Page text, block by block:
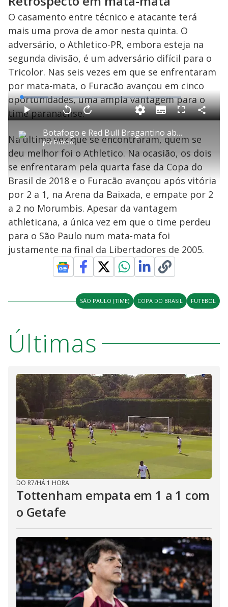
O casamento entre técnico e atacante terá
mais uma prova de amor nesta quinta. O
adversário, o Athletico-PR, embora esteja na
segunda divisão, é um adversário difícil para o
Tricolor. Nas seis vezes em que se enfrentaram
por mata-mata, o Furacão avançou em cinco
oportunidades, uma ampla vantagem para o
time paranaense.
P
l
a
y
V
i
d
e
o
Botafogo e Red Bull Bragantino abrem a fase de oitavas de final da Copa do Brasil
por Futebol
P V
t
a
r
0
e
g
n
d
o
s
A
n
ç
a
r
1
s
e
u
n
o
s
M
u
d
o
L
o
a
d
e
1
6
.
9
2
S
u
b
i
t
l
s
F
l
s
c
e
n
C
o
i
l
a
Na última vez que se encontraram, quem se
deu melhor foi o Athletico. Na ocasião, os dois
se enfrentaram pela quarta fase da Copa do
Brasil de 2018 e o Furacão avançou após vitória
por 2 a 1, na Arena da Baixada, e empate por 2
a 2 no Morumbis. Apesar da vantagem
athleticana, a única vez em que o time perdeu
para o São Paulo num mata-mata foi
justamente na final da Libertadores de 2005.
SÃO PAULO (TIME) COPA DO BRASIL FUTEBOL
Últimas
DO R7/HÁ 1 HORA
Tottenham empata em 1 a 1 com
o Getafe